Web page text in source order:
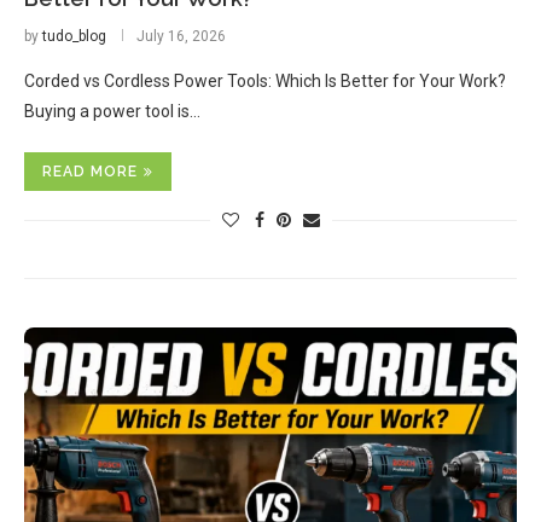
bytudo_blog July 16, 2026
Corded vs Cordless Power Tools: Which Is Better for Your Work?
Buying a power tool is…
READ MORE